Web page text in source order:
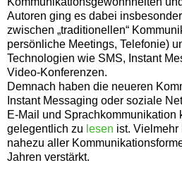
Autoren ging es dabei
zwischen „traditionellen“
persönliche Meetings, Telefonie)
Technologien wie SMS, Instant
Video-Konferenzen.
Demnach haben die neueren
Instant Messaging oder soziale
E-Mail und
gelegentlich zu lesen ist. Vielmehr
nahezu aller
Jahren verstärkt.